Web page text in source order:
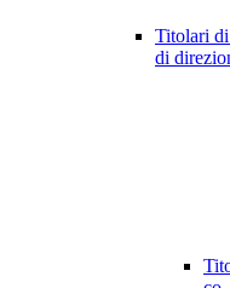
Titolari
di